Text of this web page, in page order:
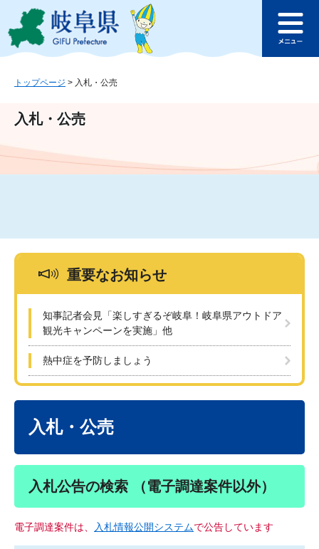
ジ
ュ
文
このページの本文へ
ュ
トップページ > 入札・公売
入札・公売
重要なお知らせ
知事記者会見「楽しすぎるぞ岐阜！岐阜県アウトドア
観光キャンペーンを実施」他
熱中症を予防しましょう
入札・公売
入札公告の検索 （電子調達案件以外）
電子調達案件は、 入札情報公開システムで公告しています